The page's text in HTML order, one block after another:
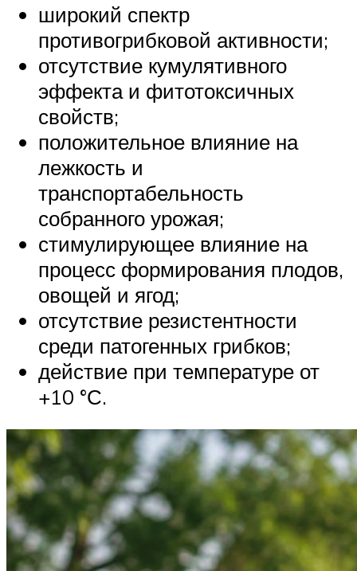
широкий спектр
противогрибковой активности;
отсутствие кумулятивного
эффекта и фитотоксичных
свойств;
положительное влияние на
лежкость и
транспортабельность
собранного урожая;
стимулирующее влияние на
процесс формирования плодов,
овощей и ягод;
отсутствие резистентности
среди патогенных грибков;
действие при температуре от
+10 °С.